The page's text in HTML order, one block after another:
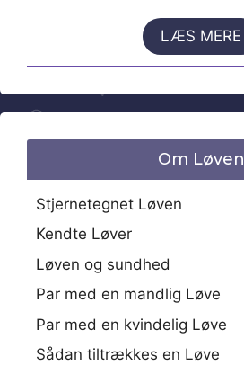
LÆS MERE
Om Løven
Stjernetegnet Løven
Kendte Løver
Løven og sundhed
Par med en mandlig Løve
Par med en kvindelig Løve
Sådan tiltrækkes en Løve